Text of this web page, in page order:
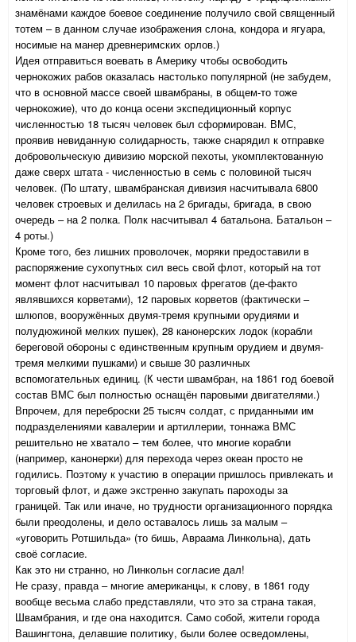
знамёнами каждое боевое соединение получило свой священный
тотем – в данном случае изображения слона, кондора и ягуара,
носимые на манер древнеримских орлов.)
Идея отправиться воевать в Америку чтобы освободить
чернокожих рабов оказалась настолько популярной (не забудем,
что в основной массе своей швамбраны, в общем-то тоже
чернокожие), что до конца осени экспедиционный корпус
численностью 18 тысяч человек был сформирован. ВМС,
проявив невиданную солидарность, также снарядил к отправке
добровольческую дивизию морской пехоты, укомплектованную
даже сверх штата - численностью в семь с половиной тысяч
человек. (По штату, швамбранская дивизия насчитывала 6800
человек строевых и делилась на 2 бригады, бригада, в свою
очередь – на 2 полка. Полк насчитывал 4 батальона. Батальон –
4 роты.)
Кроме того, без лишних проволочек, моряки предоставили в
распоряжение сухопутных сил весь свой флот, который на тот
момент флот насчитывал 10 паровых фрегатов (де-факто
являвшихся корветами), 12 паровых корветов (фактически –
шлюпов, вооружённых двумя-тремя крупными орудиями и
полудюжиной мелких пушек), 28 канонерских лодок (корабли
береговой обороны с единственным крупным орудием и двумя-
тремя мелкими пушками) и свыше 30 различных
вспомогательных единиц. (К чести швамбран, на 1861 год боевой
состав ВМС был полностью оснащён паровыми двигателями.)
Впрочем, для переброски 25 тысяч солдат, с приданными им
подразделениями кавалерии и артиллерии, тоннажа ВМС
решительно не хватало – тем более, что многие корабли
(например, канонерки) для перехода через океан просто не
годились. Поэтому к участию в операции пришлось привлекать и
торговый флот, и даже экстренно закупать пароходы за
границей. Так или иначе, но трудности организационного порядка
были преодолены, и дело оставалось лишь за малым –
«уговорить Ротшильда» (то бишь, Авраама Линкольна), дать
своё согласие.
Как это ни странно, но Линкольн согласие дал!
Не сразу, правда – многие американцы, к слову, в 1861 году
вообще весьма слабо представляли, что это за страна такая,
Швамбрания, и где она находится. Само собой, жители города
Вашингтона, делавшие политику, были более осведомлены,